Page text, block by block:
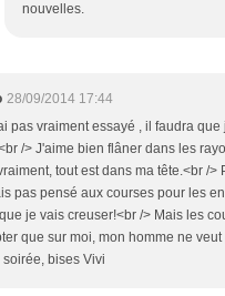
nouvelles.
28/09/2014 17:44
pas vraiment essayé , il faudra que
/> J'aime bien flâner dans les
tout est dans ma tête.<br />
pas pensé aux courses pour les
je vais creuser!<br /> Mais les
que sur moi, mon homme ne
soirée, bises Vivi